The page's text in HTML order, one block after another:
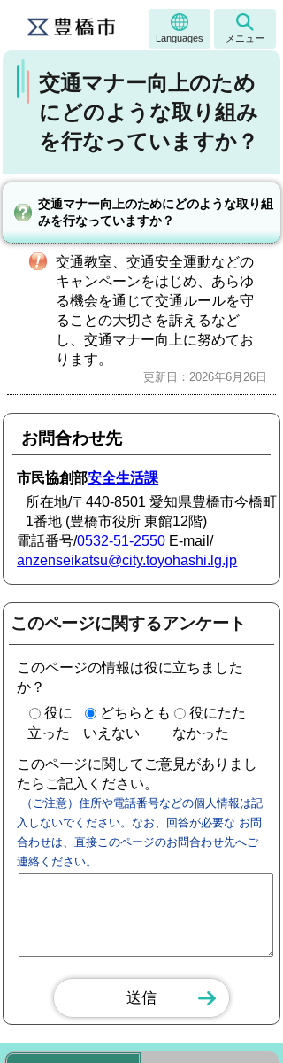
Languages メニュー
交通マナー向上のため
にどのような取り組み
を行なっていますか？
交通マナー向上のためにどのような取り組
みを行なっていますか？
交通教室、交通安全運動などの
キャンペーンをはじめ、あらゆ
る機会を通じて交通ルールを守
ることの大切さを訴えるなど
し、交通マナー向上に努めてお
ります。
更新日：2026年6月26日
お問合わせ先
市民協創部安全生活課
所在地/〒440-8501 愛知県豊橋市今橋町
1番地 (豊橋市役所 東館12階)
電話番号/0532-51-2550 E-mail/
anzenseikatsu@city.toyohashi.lg.jp
このページに関するアンケート
このページの情報は役に立ちました
か？
役に
立った
どちらとも
いえない
役にたた
なかった
このページに関してご意見がありまし
たらご記入ください。
（ご注意）住所や電話番号などの個人情報は記
入しないでください。なお、回答が必要な お問
合わせは、直接このページのお問合わせ先へご
連絡ください。